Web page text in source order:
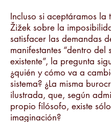
Incluso si aceptáramos la
Žižek sobre la
satisfacer las demandas
manifestantes “dentro del
existente”, la pregunta
¿quién y cómo va a
sistema? ¿La misma
ilustrada, que, según
propio filósofo, existe
imaginación?